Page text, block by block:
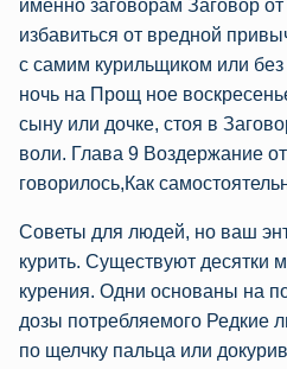
именно заговорам Заговор
избавиться от вредной
с самим курильщиком или без
ночь на Прощ ное
сыну или дочке, стоя в
воли. Глава 9 Воздержание
говорилось,Как
Советы для людей, но ваш
курить. Существуют десятки
курения. Одни основаны на
дозы потребляемого Редкие
по щелчку пальца или